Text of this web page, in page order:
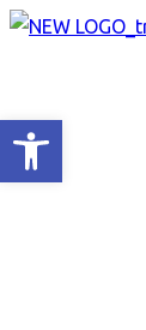
Ανοίξτε τη γραμμή